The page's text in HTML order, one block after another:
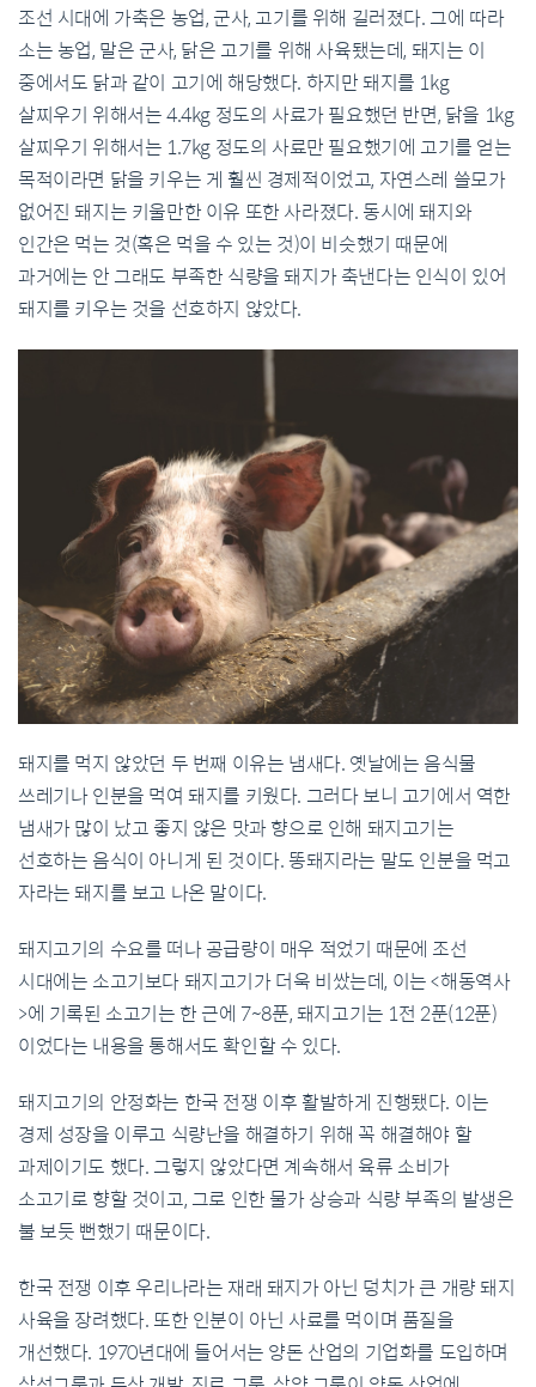
조선 시대에 가축은 농업, 군사, 고기를 위해 길러졌다. 그에 따라
소는 농업, 말은 군사, 닭은 고기를 위해 사육됐는데, 돼지는 이
중에서도 닭과 같이 고기에 해당했다. 하지만 돼지를 1kg
살찌우기 위해서는 4.4kg 정도의 사료가 필요했던 반면, 닭을 1kg
살찌우기 위해서는 1.7kg 정도의 사료만 필요했기에 고기를 얻는
목적이라면 닭을 키우는 게 훨씬 경제적이었고, 자연스레 쓸모가
없어진 돼지는 키울만한 이유 또한 사라졌다. 동시에 돼지와
인간은 먹는 것(혹은 먹을 수 있는 것)이 비슷했기 때문에
과거에는 안 그래도 부족한 식량을 돼지가 축낸다는 인식이 있어
돼지를 키우는 것을 선호하지 않았다.
돼지를 먹지 않았던 두 번째 이유는 냄새다. 옛날에는 음식물
쓰레기나 인분을 먹여 돼지를 키웠다. 그러다 보니 고기에서 역한
냄새가 많이 났고 좋지 않은 맛과 향으로 인해 돼지고기는
선호하는 음식이 아니게 된 것이다. 똥돼지라는 말도 인분을 먹고
자라는 돼지를 보고 나온 말이다.
돼지고기의 수요를 떠나 공급량이 매우 적었기 때문에 조선
시대에는 소고기보다 돼지고기가 더욱 비쌌는데, 이는 <해동역사
>에 기록된 소고기는 한 근에 7~8푼, 돼지고기는 1전 2푼(12푼)
이었다는 내용을 통해서도 확인할 수 있다.
돼지고기의 안정화는 한국 전쟁 이후 활발하게 진행됐다. 이는
경제 성장을 이루고 식량난을 해결하기 위해 꼭 해결해야 할
과제이기도 했다. 그렇지 않았다면 계속해서 육류 소비가
소고기로 향할 것이고, 그로 인한 물가 상승과 식량 부족의 발생은
불 보듯 뻔했기 때문이다.
한국 전쟁 이후 우리나라는 재래 돼지가 아닌 덩치가 큰 개량 돼지
사육을 장려했다. 또한 인분이 아닌 사료를 먹이며 품질을
개선했다. 1970년대에 들어서는 양돈 산업의 기업화를 도입하며